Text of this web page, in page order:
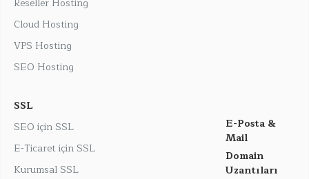
Cloud Hosting
VPS Hosting
SEO Hosting
SSL
SEO için SSL
E-Ticaret için SSL
Kurumsal SSL
E-Posta &
Mail
Domain
Uzantıları